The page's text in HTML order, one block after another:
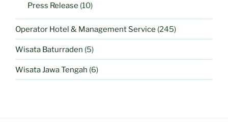
Press Release (10)
Operator Hotel & Management Service (245)
Wisata Baturraden (5)
Wisata Jawa Tengah (6)